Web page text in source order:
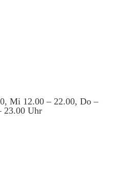
Mi 12.00 – 22.00, Do –
23.00 Uhr